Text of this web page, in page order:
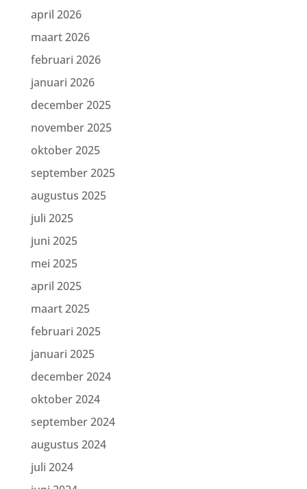
april 2026
maart 2026
februari 2026
januari 2026
december 2025
november 2025
oktober 2025
september 2025
augustus 2025
juli 2025
juni 2025
mei 2025
april 2025
maart 2025
februari 2025
januari 2025
december 2024
oktober 2024
september 2024
augustus 2024
juli 2024